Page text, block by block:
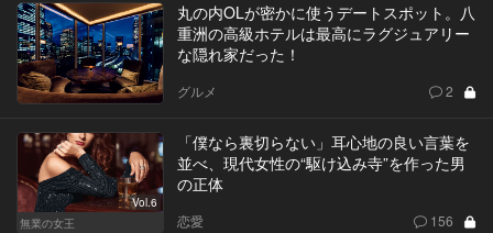
丸の内OLが密かに使うデートスポット。八
重洲の高級ホテルは最高にラグジュアリー
な隠れ家だった！
グルメ 2
Vol.6
無業の女王
「僕なら裏切らない」耳心地の良い言葉を
並べ、現代女性の“駆け込み寺”を作った男
の正体
恋愛 156